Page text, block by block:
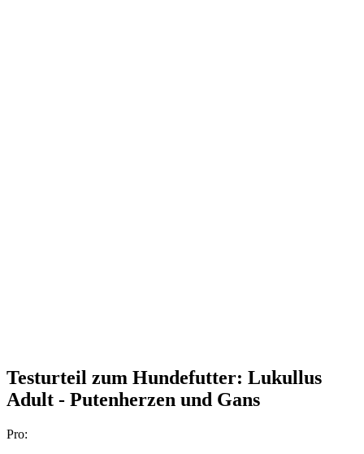
Testurteil zum Hundefutter: Lukullus
Adult - Putenherzen und Gans
Pro: